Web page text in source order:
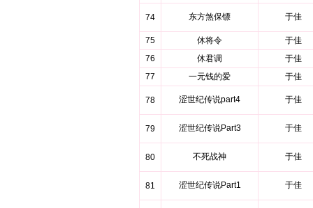
74 东方煞保镖 于佳
75 休将令
于佳
76
休君调
于佳
77
一元钱的爱 于佳
78 涩世纪传说part4 于佳
79 涩世纪传说Part3 于佳
80 不死战神 于佳
81 涩世纪传说Part1 于佳